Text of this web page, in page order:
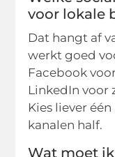
voor lokale
Dat hangt af
werkt goed
Facebook
LinkedIn voor
Kies liever
kanalen half.
Wat moet